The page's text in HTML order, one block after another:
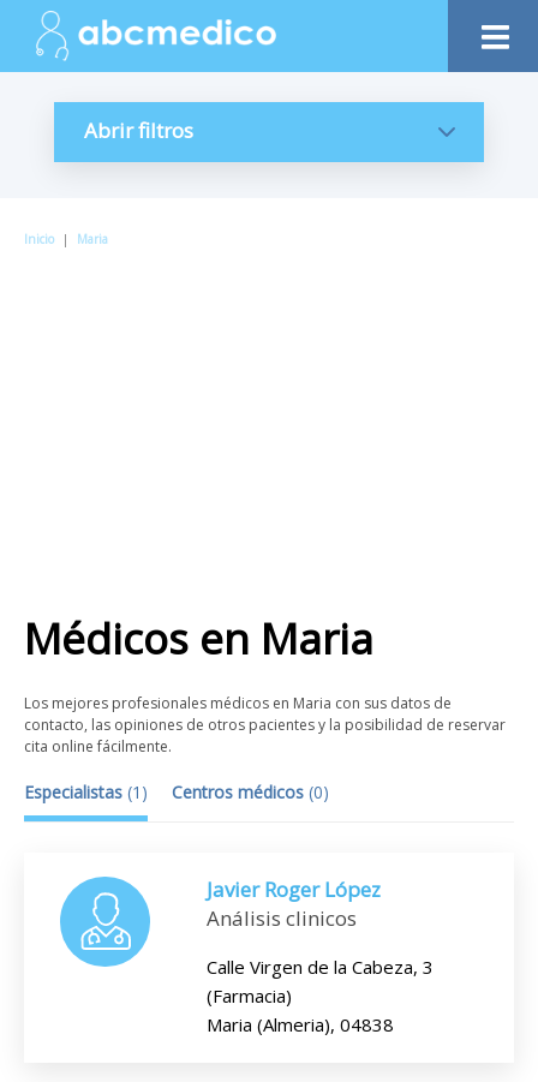
Abrir filtros
Inicio | Maria
Médicos en Maria
Los mejores profesionales médicos en Maria con sus datos de
contacto, las opiniones de otros pacientes y la posibilidad de reservar
cita online fácilmente.
Especialistas (1 ) Centros médicos (0)
Javier Roger López
Análisis clinicos
Calle Virgen de la Cabeza, 3
(Farmacia)
Maria (Almeria), 04838